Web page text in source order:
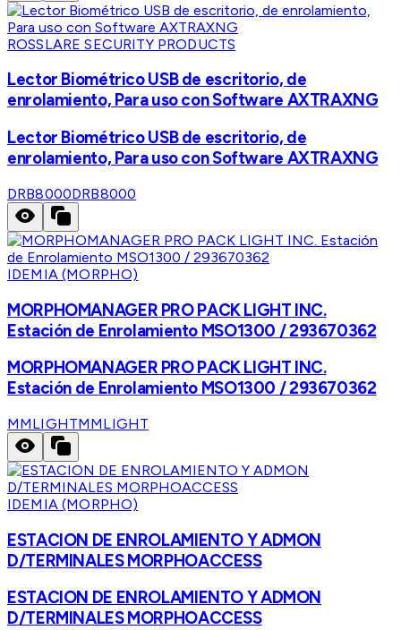
ROSSLARE SECURITY PRODUCTS
Lector Biométrico USB de escritorio, de
enrolamiento, Para uso con Software AXTRAXNG
Lector Biométrico USB de escritorio, de
enrolamiento, Para uso con Software AXTRAXNG
DRB8000DRB8000
IDEMIA (MORPHO)
MORPHOMANAGER PRO PACK LIGHT INC.
Estación de Enrolamiento MSO1300 / 293670362
MORPHOMANAGER PRO PACK LIGHT INC.
Estación de Enrolamiento MSO1300 / 293670362
MMLIGHTMMLIGHT
IDEMIA (MORPHO)
ESTACION DE ENROLAMIENTO Y ADMON
D/TERMINALES MORPHOACCESS
ESTACION DE ENROLAMIENTO Y ADMON
D/TERMINALES MORPHOACCESS